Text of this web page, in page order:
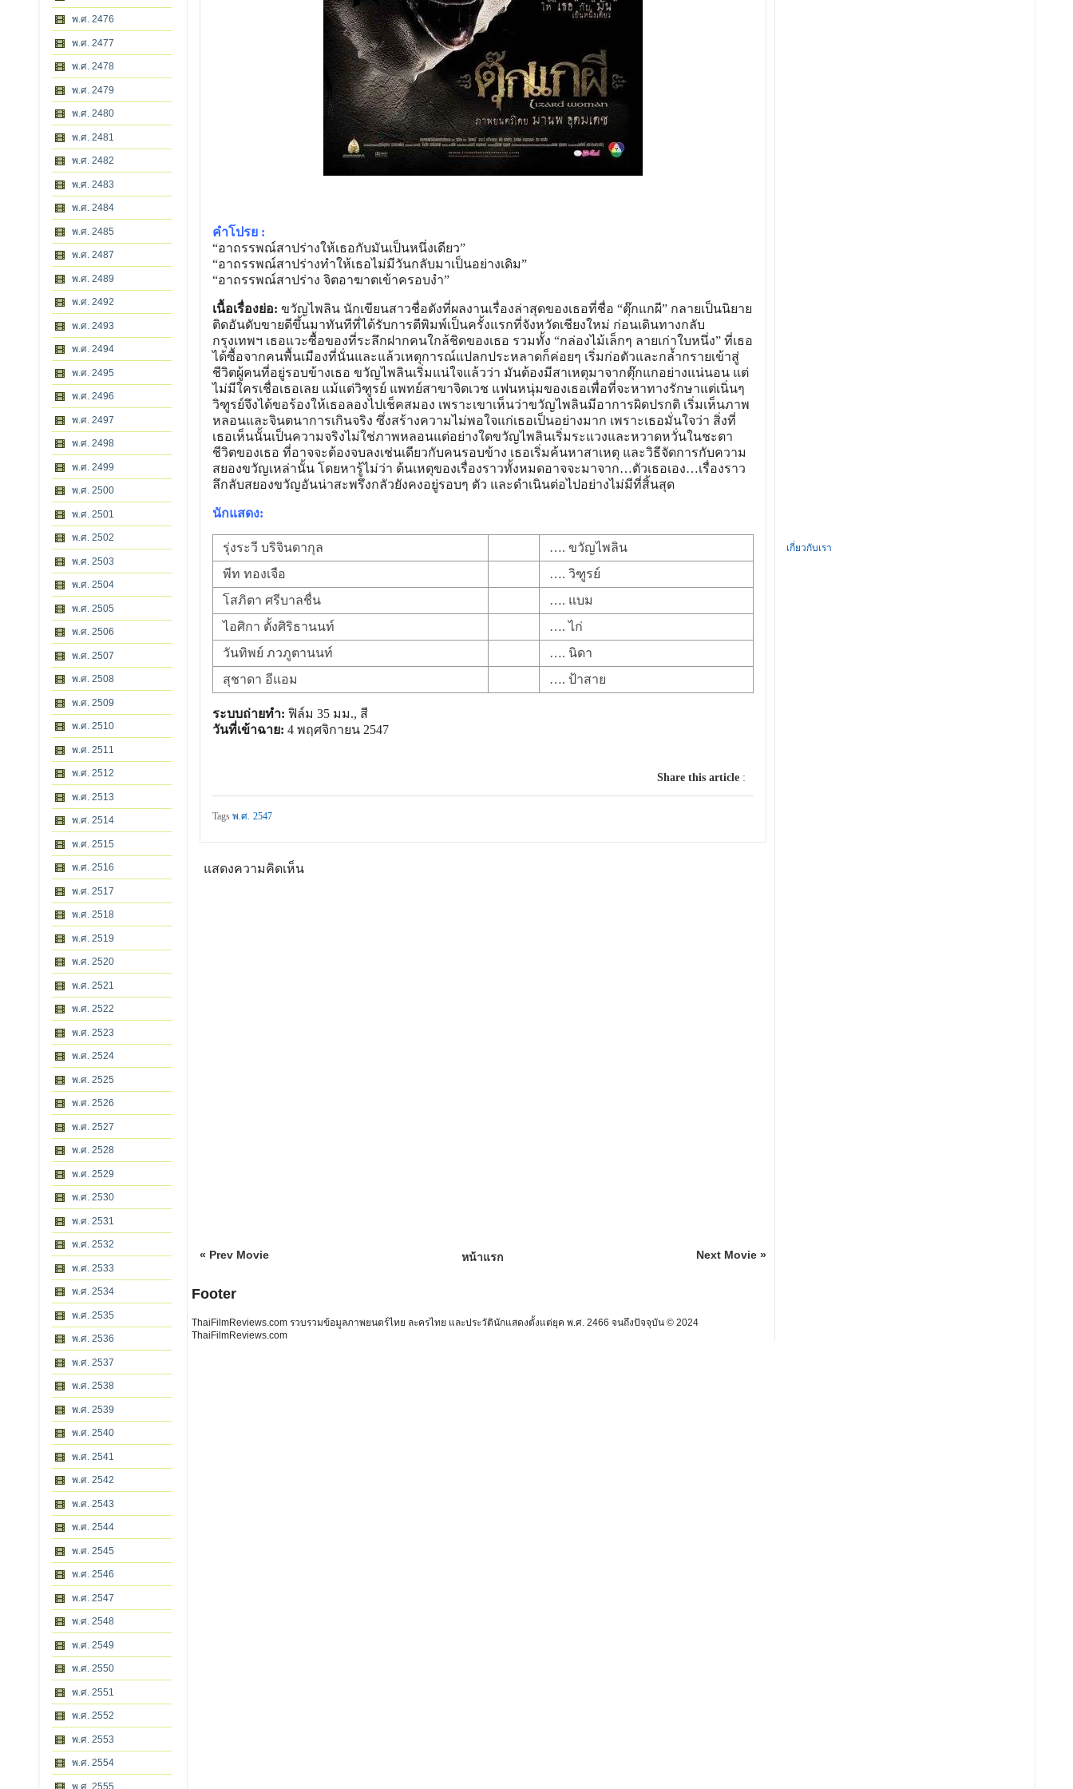
พ.ศ. 2476
พ.ศ. 2477
พ.ศ. 2478
พ.ศ. 2479
พ.ศ. 2480
พ.ศ. 2481
พ.ศ. 2482
พ.ศ. 2483
พ.ศ. 2484
พ.ศ. 2485
พ.ศ. 2487
พ.ศ. 2489
พ.ศ. 2492
พ.ศ. 2493
พ.ศ. 2494
พ.ศ. 2495
พ.ศ. 2496
พ.ศ. 2497
พ.ศ. 2498
พ.ศ. 2499
พ.ศ. 2500
พ.ศ. 2501
พ.ศ. 2502
พ.ศ. 2503
พ.ศ. 2504
พ.ศ. 2505
พ.ศ. 2506
พ.ศ. 2507
พ.ศ. 2508
พ.ศ. 2509
พ.ศ. 2510
พ.ศ. 2511
พ.ศ. 2512
พ.ศ. 2513
พ.ศ. 2514
พ.ศ. 2515
พ.ศ. 2516
พ.ศ. 2517
พ.ศ. 2518
พ.ศ. 2519
พ.ศ. 2520
พ.ศ. 2521
พ.ศ. 2522
พ.ศ. 2523
พ.ศ. 2524
พ.ศ. 2525
พ.ศ. 2526
พ.ศ. 2527
พ.ศ. 2528
พ.ศ. 2529
พ.ศ. 2530
พ.ศ. 2531
พ.ศ. 2532
พ.ศ. 2533
พ.ศ. 2534
พ.ศ. 2535
พ.ศ. 2536
พ.ศ. 2537
พ.ศ. 2538
พ.ศ. 2539
พ.ศ. 2540
พ.ศ. 2541
พ.ศ. 2542
พ.ศ. 2543
พ.ศ. 2544
พ.ศ. 2545
พ.ศ. 2546
พ.ศ. 2547
พ.ศ. 2548
พ.ศ. 2549
พ.ศ. 2550
พ.ศ. 2551
พ.ศ. 2552
พ.ศ. 2553
พ.ศ. 2554
พ.ศ. 2555
คำโปรย :
“อาถรรพณ์สาปร่างให้เธอกับมันเป็นหนึ่งเดียว”
“อาถรรพณ์สาปร่างทำให้เธอไม่มีวันกลับมาเป็นอย่างเดิม”
“อาถรรพณ์สาปร่าง จิตอาฆาตเข้าครอบงำ”
เนื้อเรื่องย่อ: ขวัญไพลิน นักเขียนสาวชื่อดังที่ผลงานเรื่องล่าสุดของเธอที่ชื่อ “ตุ๊กแกผี” กลายเป็นนิยาย
ติดอันดับขายดีขึ้นมาทันทีที่ได้รับการตีพิมพ์เป็นครั้งแรกที่จังหวัดเชียงใหม่ ก่อนเดินทางกลับ
กรุงเทพฯ เธอแวะซื้อของที่ระลึกฝากคนใกล้ชิดของเธอ รวมทั้ง “กล่องไม้เล็กๆ ลายเก่าใบหนึ่ง” ที่เธอ
ได้ซื้อจากคนพื้นเมืองที่นั่นและแล้วเหตุการณ์แปลกประหลาดก็ค่อยๆ เริ่มก่อตัวและกล้ำกรายเข้าสู่
ชีวิตผู้คนที่อยู่รอบข้างเธอ ขวัญไพลินเริ่มแน่ใจแล้วว่า มันต้องมีสาเหตุมาจากตุ๊กแกอย่างแน่นอน แต่
ไม่มีใครเชื่อเธอเลย แม้แต่วิฑูรย์ แพทย์สาขาจิตเวช แฟนหนุ่มของเธอเพื่อที่จะหาทางรักษาแต่เนิ่นๆ
วิฑูรย์จึงได้ขอร้องให้เธอลองไปเช็คสมอง เพราะเขาเห็นว่าขวัญไพลินมีอาการผิดปรกติ เริ่มเห็นภาพ
หลอนและจินตนาการเกินจริง ซึ่งสร้างความไม่พอใจแก่เธอเป็นอย่างมาก เพราะเธอมั่นใจว่า สิ่งที่
เธอเห็นนั้นเป็นความจริงไม่ใช่ภาพหลอนแต่อย่างใดขวัญไพลินเริ่มระแวงและหวาดหวั่นในชะตา
ชีวิตของเธอ ที่อาจจะต้องจบลงเช่นเดียวกับคนรอบข้าง เธอเริ่มค้นหาสาเหตุ และวิธีจัดการกับความ
สยองขวัญเหล่านั้น โดยหารู้ไม่ว่า ต้นเหตุของเรื่องราวทั้งหมดอาจจะมาจาก…ตัวเธอเอง…เรื่องราว
ลึกลับสยองขวัญอันน่าสะพรึงกลัวยังคงอยู่รอบๆ ตัว และดำเนินต่อไปอย่างไม่มีที่สิ้นสุด
นักแสดง:
รุ่งระวี บริจินดากุล
…. ขวัญไพลิน
พีท ทองเจือ
…. วิฑูรย์
โสภิตา ศรีบาลชื่น
…. แบม
ไอศิกา ตั้งศิริธานนท์
…. ไก่
วันทิพย์ ภวภูตานนท์
…. นิดา
สุชาดา อีแอม
…. ป้าสาย
ระบบถ่ายทำ: ฟิล์ม 35 มม., สี
วันที่เข้าฉาย: 4 พฤศจิกายน 2547
Share this article:
Tagsพ.ศ. 2547
แสดงความคิดเห็น
« Prev Movie Next Movie »
หน้าแรก
Footer
ThaiFilmReviews.com รวบรวมข้อมูลภาพยนตร์ไทย ละครไทย และประวัตินักแสดงตั้งแต่ยุค พ.ศ. 2466 จนถึงปัจจุบัน © 2024
ThaiFilmReviews.com
เกี่ยวกับเรา